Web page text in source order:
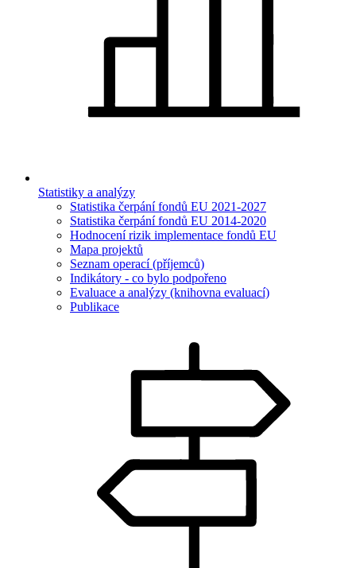
Statistiky a analýzy
Statistika čerpání fondů EU 2021-2027
Statistika čerpání fondů EU 2014-2020
Hodnocení rizik implementace fondů EU
Mapa projektů
Seznam operací (příjemců)
Indikátory - co bylo podpořeno
Evaluace a analýzy (knihovna evaluací)
Publikace